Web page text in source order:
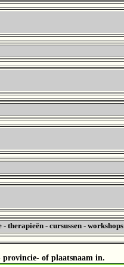
therapieën - cursussen - workshops
provincie- of plaatsnaam in.